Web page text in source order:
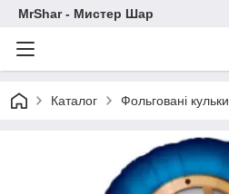
MrShar - Мистер Шар
Каталог Фольговані кульки